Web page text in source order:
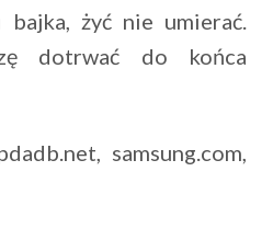
żyć nie umierać.
dotrwać do końca
samsung.com,